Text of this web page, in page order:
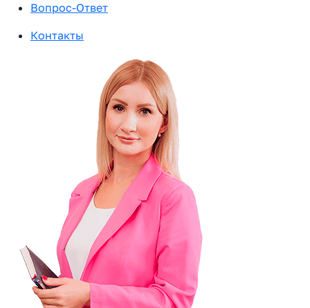
Вопрос-Ответ
Контакты